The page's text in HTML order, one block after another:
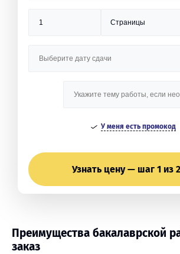
У меня есть промокод
Узнать цену — шаг 1 из 2
Преимущества бакалаврской
заказ